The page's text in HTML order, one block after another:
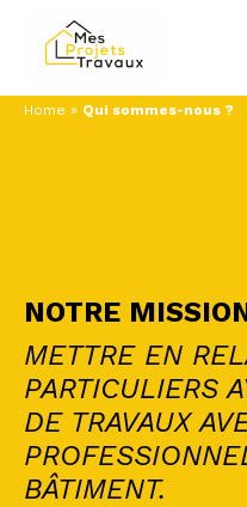
Home » Qui sommes-nous ?
NOTRE
METTRE EN
PARTICULIERS
DE TRAVAUX
BÂTIMENT.